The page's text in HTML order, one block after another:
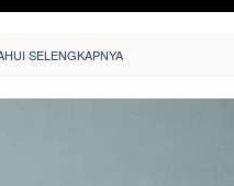
SELENGKAPNYA